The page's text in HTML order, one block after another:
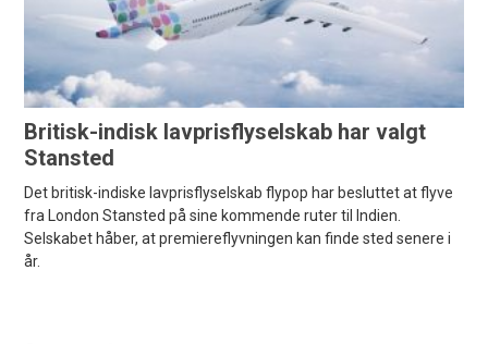
Britisk-indisk lavprisflyselskab har valgt
Stansted
Det britisk-indiske lavprisflyselskab flypop har besluttet at flyve
fra London Stansted på sine kommende ruter til Indien.
Selskabet håber, at premiereflyvningen kan finde sted senere i
år.